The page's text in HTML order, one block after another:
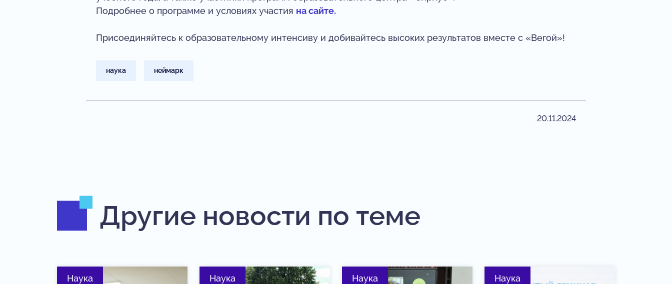
Подробнее о программе и условиях участия на сайте.
Присоединяйтесь к образовательному интенсиву и добивайтесь высоких результатов вместе с «Вегой»!
наука неймарк
20.11.2024
Другие новости по теме
Наука Наука Наука Наука